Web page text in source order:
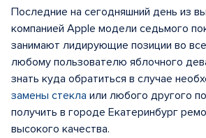
Последние на сегодняшний день из
компанией Apple модели седьмого
занимают лидирующие позиции во
любому пользователю яблочного
знать куда обратиться в случае
замены стекла или любого другого
получить в городе Екатеринбург
высокого качества.